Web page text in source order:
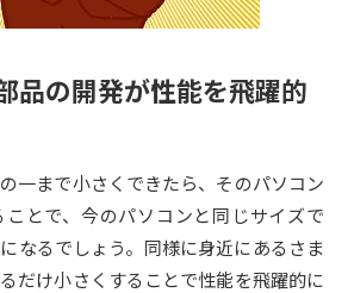
上の
高等学校卒業程度認定試験
小学校教員資格認定試験
認定
研究 大学検索
品の開発が性能を飛躍的
一まで小さくできたら、そのパソコン
とで、今のパソコンと同じサイズで
なるでしょう。同様に身近にあるさま
だけ小さくすることで性能を飛躍的に